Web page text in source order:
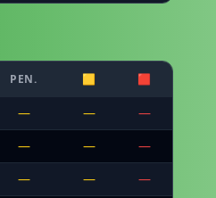
PEN. 🟨 🟥
— —
—
— —
—
— —
—